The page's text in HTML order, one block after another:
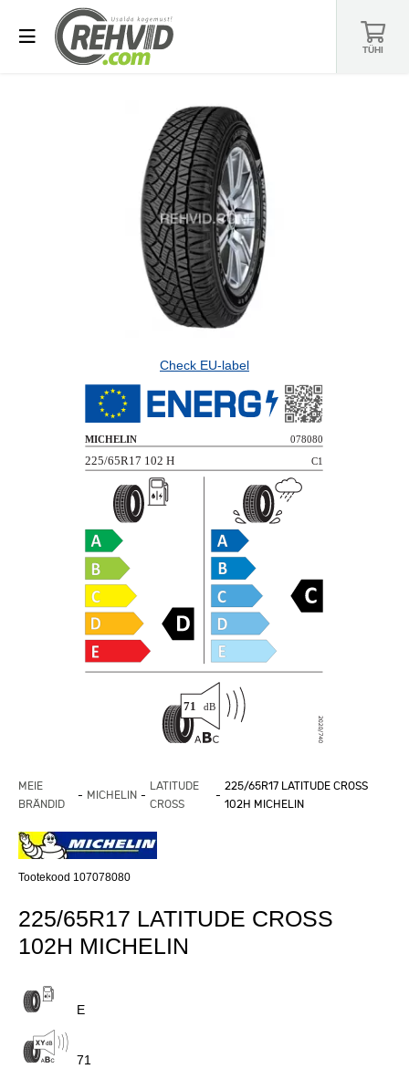
TÜHI
MEIE
BRÄNDID
MICHELIN
LATITUDE
CROSS
225/65R17 LATITUDE CROSS
102H MICHELIN
Tootekood 107078080
225/65R17 LATITUDE CROSS
102H MICHELIN
E
71
Check EU-label